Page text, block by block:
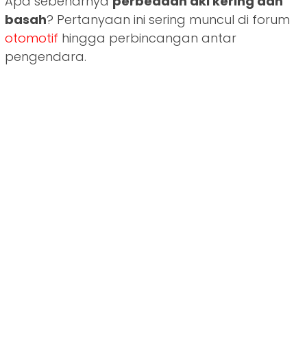
basah? Pertanyaan ini sering muncul di forum
otomotif hingga perbincangan antar
pengendara.